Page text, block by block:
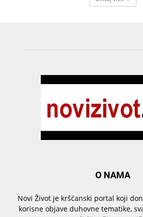
O NAMA
Novi Život je kršćanski portal koji
korisne objave duhovne tematike,